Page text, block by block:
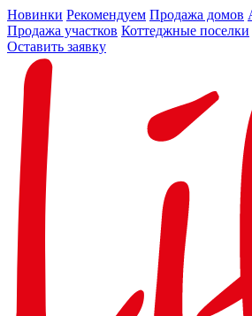
Новинки Рекомендуем Продажа домов
Продажа участков Коттеджные поселки
Оставить заявку